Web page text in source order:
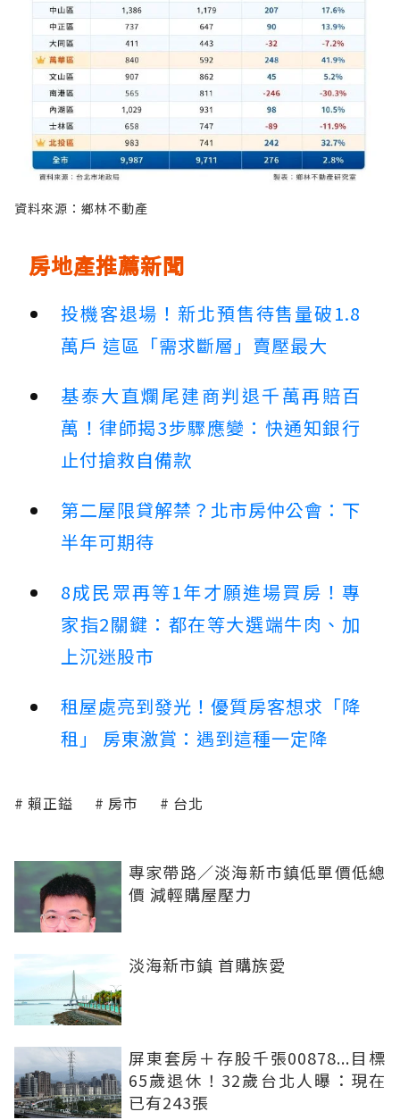
資料來源：鄉林不動產
房地產推薦新聞
投機客退場！新北預售待售量破1.8
萬戶 這區「需求斷層」賣壓最大
基泰大直爛尾建商判退千萬再賠百
萬！律師揭3步驟應變：快通知銀行
止付搶救自備款
第二屋限貸解禁？北市房仲公會：下
半年可期待
8成民眾再等1年才願進場買房！專
家指2關鍵：都在等大選端牛肉、加
上沉迷股市
租屋處亮到發光！優質房客想求「降
租」 房東激賞：遇到這種一定降
賴正鎰 房市 台北
專家帶路／淡海新市鎮低單價低總
價 減輕購屋壓力
淡海新市鎮 首購族愛
屏東套房＋存股千張00878...目標
65歲退休！32歲台北人曝：現在
已有243張